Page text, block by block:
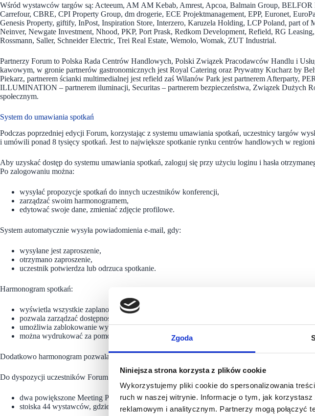
Zgoda
Niniejsza strona korzysta z plików cookie
Wykorzystujemy pliki cookie do spersonalizowania
ruch w naszej witrynie. Informacje o tym, jak
reklamowym i analitycznym. Partnerzy mogą połączyć
Wśród wystawców targów są: Acteeum, AM AM Kebab, Amrest, Apcoa, Balmain Group, BELFOR
Carrefour, CBRE, CPI Property Group, dm drogerie, ECE Projektmanagement, EPP, Euronet,
Genesis Property, giftify, InPost, Inspiration Store, Interzero, Karuzela Holding, LCP Poland, part of
Neinver, Newgate Investment, Nhood, PKP, Port Prask, Redkom Development, Refield, RG
Rossmann, Saller, Schneider Electric, Trei Real Estate, Wemolo, Womak, ZUT Industrial.
Partnerzy Forum to Polska Rada Centrów Handlowych, Polski Związek Pracodawców Handlu i
kawowym, w gronie partnerów gastronomicznych jest Royal Catering oraz Prywatny Kucharz by
Piekarz, partnerem ścianki multimedialnej jest refield zaś Wilanów Park jest partnerem Afterparty,
ILLUMINATION – partnerem iluminacji, Securitas – partnerem bezpieczeństwa, Związek Dużych
społecznym.
System do umawiania spotkań
Podczas poprzedniej edycji Forum, korzystając z systemu umawiania spotkań, uczestnicy targów
i umówili ponad 8 tysięcy spotkań. Jest to największe spotkanie rynku centrów handlowych w
Aby uzyskać dostęp do systemu umawiania spotkań, zaloguj się przy użyciu loginu i hasła
Po zalogowaniu można:
wysyłać propozycje spotkań do innych uczestników konferencji,
zarządzać swoim harmonogramem,
edytować swoje dane, zmieniać zdjęcie profilowe.
System automatycznie wysyła powiadomienia e-mail, gdy:
wysyłane jest zaproszenie,
otrzymano zaproszenie,
uczestnik potwierdza lub odrzuca spotkanie.
Harmonogram spotkań:
wyświetla wszystkie zaplanowane spotkania,
pozwala zarządzać dostępnością w trakcie konferencji,
umożliwia zablokowanie wybranych godzin, aby uniknąć propozycji spotkań,
można wydrukować za pomocą przycisku „Drukuj”.
Dodatkowo harmonogram pozwala na komunikację między uczestnikami, co ułatwia ustalenie
Do dyspozycji uczestników Forum dostępne są:
dwa powiększone Meeting Pointy z łączną liczbą 121 stolików,
stoiska 44 wystawców, gdzie również można umawiać spotkania.